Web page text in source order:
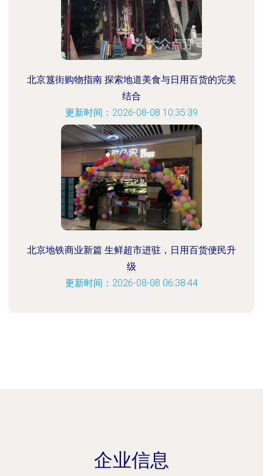
北京簋街购物指南 探索地道美食与日用百货的完美
结合
更新时间：2026-08-08 10:35:39
北京地铁商业新篇 生鲜超市进驻，日用百货便民升
级
更新时间：2026-08-08 06:38:44
企业信息